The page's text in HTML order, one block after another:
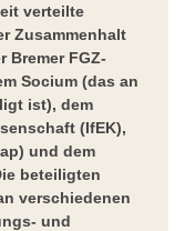
verteilte
Zusammenhalt
Bremer FGZ-
Socium (das an
ist), dem
(IfEK),
und dem
beteiligten
verschiedenen
und